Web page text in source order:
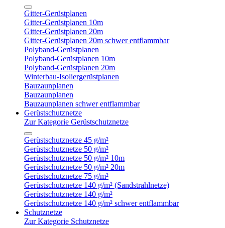
Gitter-Gerüstplanen
Gitter-Gerüstplanen 10m
Gitter-Gerüstplanen 20m
Gitter-Gerüstplanen 20m schwer entflammbar
Polyband-Gerüstplanen
Polyband-Gerüstplanen 10m
Polyband-Gerüstplanen 20m
Winterbau-Isoliergerüstplanen
Bauzaunplanen
Bauzaunplanen
Bauzaunplanen schwer entflammbar
Gerüstschutznetze
Zur Kategorie Gerüstschutznetze
Gerüstschutznetze 45 g/m²
Gerüstschutznetze 50 g/m²
Gerüstschutznetze 50 g/m² 10m
Gerüstschutznetze 50 g/m² 20m
Gerüstschutznetze 75 g/m²
Gerüstschutznetze 140 g/m² (Sandstrahlnetze)
Gerüstschutznetze 140 g/m²
Gerüstschutznetze 140 g/m² schwer entflammbar
Schutznetze
Zur Kategorie Schutznetze